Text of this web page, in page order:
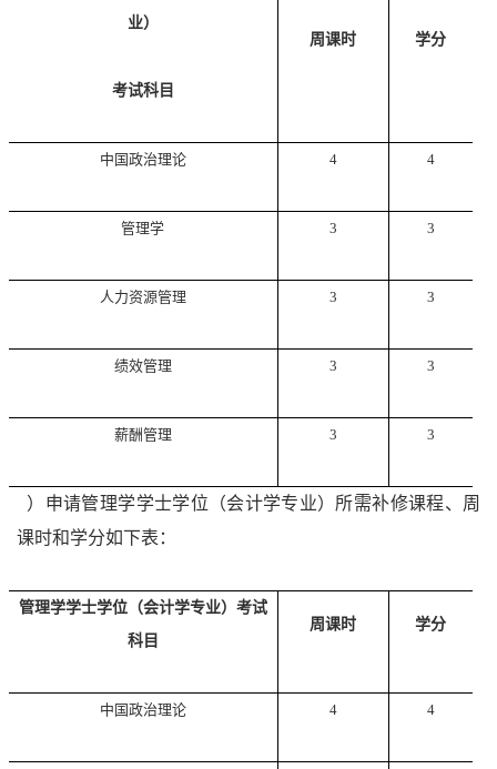
业）
考试科目
周课时 学分
中国政治理论 4 4
管理学 3 3
人力资源管理 3 3
绩效管理 3 3
薪酬管理 3 3
）申请管理学学士学位（会计学专业）所需补修课程、周
课时和学分如下表：
管理学学士学位（会计学专业）考试
科目
周课时 学分
中国政治理论 4 4